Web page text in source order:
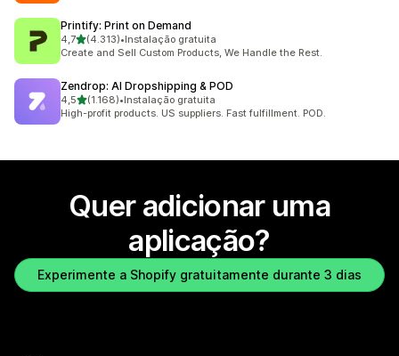
Printify: Print on Demand
4,7de 5 estrelas
(4.313)
4313 total de avaliações
•Instalação gratuita
Create and Sell Custom Products, We Handle the Rest.
Zendrop: AI Dropshipping & POD
4,5de 5 estrelas
(1.168)
1168 total de avaliações
•Instalação gratuita
High-profit products. US suppliers. Fast fulfillment. POD.
Quer adicionar uma
aplicação?
Experimente a Shopify gratuitamente durante 3 dias